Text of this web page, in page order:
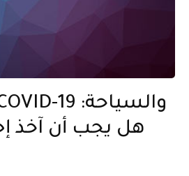
هل يجب أن آخذ